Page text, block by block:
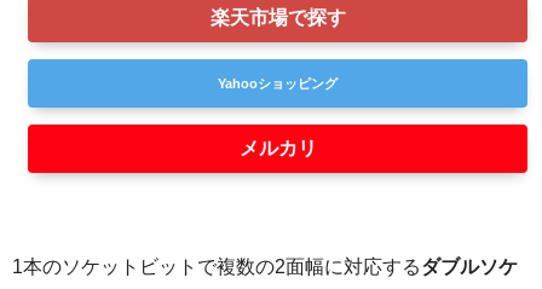
楽天市場で探す
Yahooショッピング
メルカリ
1本のソケットビットで複数の2面幅に対応するダブルソケ